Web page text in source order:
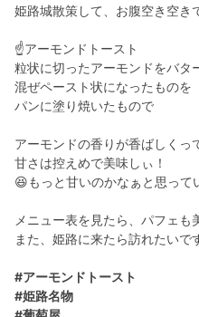
姫路城散策して、お腹空き空き
☝️アーモンドトースト
粒状に切ったアーモンドをバタ
混ぜペースト状になったものを
パンに塗り焼いたもので
アーモンドの香りが香ばしくっ
甘さは控えめで美味しぃ！
😆もっと甘いのかなぁと思って
メニュー表を見たら、パフェも
また、姫路に来たら訪れたいで
#アーモンドトースト
#姫路名物